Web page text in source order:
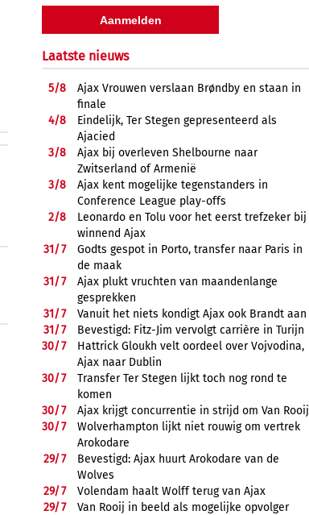
Laatste nieuws
5/8
Ajax Vrouwen verslaan Brøndby en staan in
finale
4/8
Eindelijk, Ter Stegen gepresenteerd als
Ajacied
3/8
Ajax bij overleven Shelbourne naar
Zwitserland of Armenië
3/8
Ajax kent mogelijke tegenstanders in
Conference League play-offs
2/8
Leonardo en Tolu voor het eerst trefzeker bij
winnend Ajax
31/7
Godts gespot in Porto, transfer naar Paris in
de maak
31/7
Ajax plukt vruchten van maandenlange
gesprekken
31/7
Vanuit het niets kondigt Ajax ook Brandt aan
31/7
Bevestigd: Fitz-Jim vervolgt carrière in Turijn
30/7
Hattrick Gloukh velt oordeel over Vojvodina,
Ajax naar Dublin
30/7
Transfer Ter Stegen lijkt toch nog rond te
komen
30/7
Ajax krijgt concurrentie in strijd om Van Rooij
30/7
Wolverhampton lijkt niet rouwig om vertrek
Arokodare
29/7
Bevestigd: Ajax huurt Arokodare van de
Wolves
29/7
Volendam haalt Wolff terug van Ajax
29/7
Van Rooij in beeld als mogelijke opvolger